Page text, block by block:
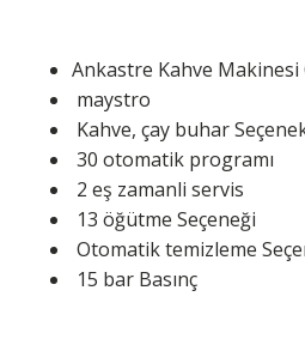
Ankastre Kahve Makinesi
maystro
Kahve, çay buhar
30 otomatik programı
2 eş zamanli servis
13 öğütme Seçeneği
Otomatik temizleme
15 bar Basınç